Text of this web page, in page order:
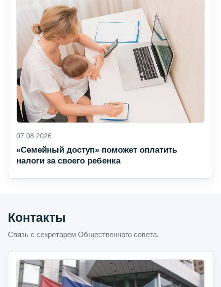
07.08.2026
«Семейный доступ» поможет оплатить
налоги за своего ребенка
Контакты
Связь с секретарем Общественного совета.